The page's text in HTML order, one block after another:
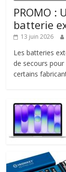
PROMO :
batterie
13 juin 2026
Les batteries
de secours pour
certains